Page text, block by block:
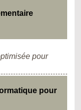
pour
pour